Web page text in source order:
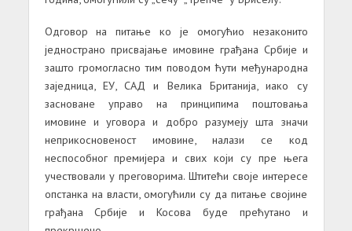
Одговор на питање ко је омогућио незаконито
једнострано присвајање имовине грађана Србије и
зашто громогласно тим поводом ћути међународна
заједница, ЕУ, САД и Велика Британија, иако су
засноване управо на принципима поштовања
имовине и уговора и добро разумеју шта значи
неприкосновеност имовине, налази се код
неспособног премијера и свих који су пре њега
учествовали у преговорима. Штитећи своје интересе
опстанка на власти, омогућили су да питање својине
грађана Србије и Косова буде прећутано и